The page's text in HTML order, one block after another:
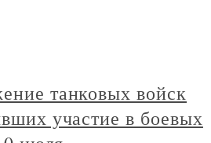
танковых войск
участие в боевых